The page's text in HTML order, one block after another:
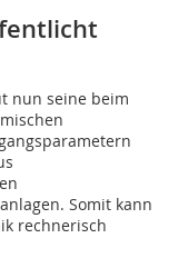
nun seine beim
Somit kann
rechnerisch